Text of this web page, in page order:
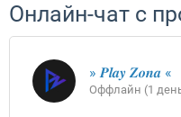
Онлайн-чат с
» 𝑷𝒍𝒂𝒚 𝒁𝒐𝒏𝒂 «
Оффлайн (1